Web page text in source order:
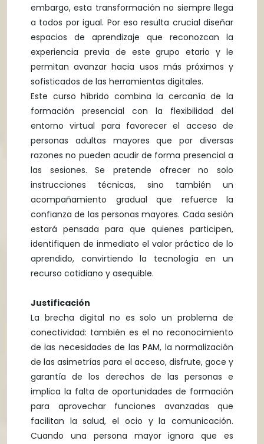
embargo, esta transformación no siempre llega
a todos por igual. Por eso resulta crucial diseñar
espacios de aprendizaje que reconozcan la
experiencia previa de este grupo etario y le
permitan avanzar hacia usos más próximos y
sofisticados de las herramientas digitales.
Este curso híbrido combina la cercanía de la
formación presencial con la flexibilidad del
entorno virtual para favorecer el acceso de
personas adultas mayores que por diversas
razones no pueden acudir de forma presencial a
las sesiones. Se pretende ofrecer no solo
instrucciones técnicas, sino también un
acompañamiento gradual que refuerce la
confianza de las personas mayores. Cada sesión
estará pensada para que quienes participen,
identifiquen de inmediato el valor práctico de lo
aprendido, convirtiendo la tecnología en un
recurso cotidiano y asequible.
Justificación
La brecha digital no es solo un problema de
conectividad: también es el no reconocimiento
de las necesidades de las PAM, la normalización
de las asimetrías para el acceso, disfrute, goce y
garantía de los derechos de las personas e
implica la falta de oportunidades de formación
para aprovechar funciones avanzadas que
facilitan la salud, el ocio y la comunicación.
Cuando una persona mayor ignora que es